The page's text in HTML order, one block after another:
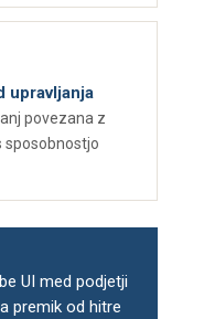
upravljanja
povezana z
sposobnostjo
UI med podjetji
premik od hitre